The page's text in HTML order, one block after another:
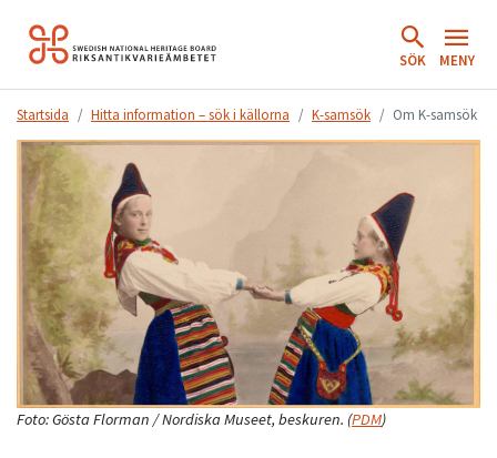
Hoppa
till
SÖK MENY
Startsida Hitta information – sök i källorna K-samsök Om K-samsök
Foto:Gösta Florman / Nordiska Museet, beskuren. (PDM)